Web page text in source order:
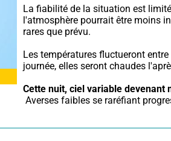
La fiabilité de la situation est
l'atmosphère pourrait être moins
rares que prévu.
Les températures fluctueront
journée, elles seront chaudes
Cette nuit, ciel variable devenant
Averses faibles se raréfiant